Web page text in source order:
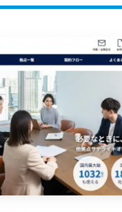
やバーチャルオフィス
ワーキングスペースを無
だけでなく、世界中のサ
グスペースを利用できる
業をしたい場合でも便
では、バイリンガルのス